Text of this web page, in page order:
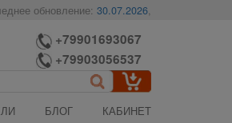
обновление:30.07.2026,
+79901693067
+79903056537
БЛОГ КАБИНЕТ